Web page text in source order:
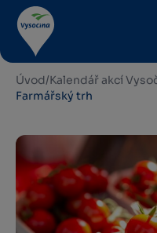
Úvod/Kalendář akcí
Farmářský trh